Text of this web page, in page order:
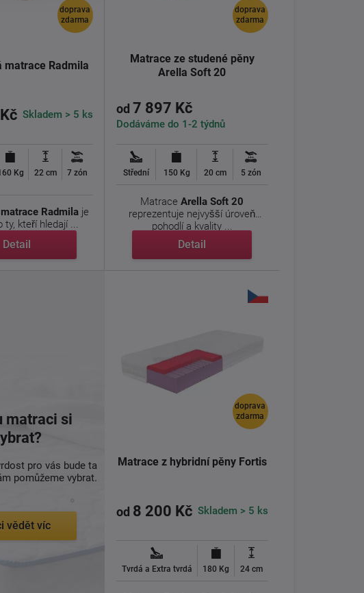
doprava
zdarma
matrace Radmila
Skladem > 5 ks
Kg 22 cm 7 zón
Radmilaje
ty, kteří hledají ...
Detail
doprava
zdarma
Matrace ze studené pěny
Arella Soft 20
od 7 897 Kč
Dodáváme do 1-2 týdnů
Střední 150 Kg 20 cm 5 zón
MatraceArella Soft 20
reprezentuje nejvyšší úroveň
pohodlí a kvality ...
Detail
matraci si
pro vás bude ta
pomůžeme vybrat.
vědět víc
doprava
zdarma
Matrace z hybridní pěny Fortis
od 8 200 Kč Skladem > 5 ks
Tvrdá a Extra tvrdá 180 Kg 24 cm